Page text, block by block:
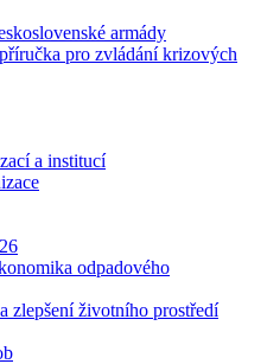
armády
pro zvládání krizových
a institucí
odpadového
zlepšení životního prostředí